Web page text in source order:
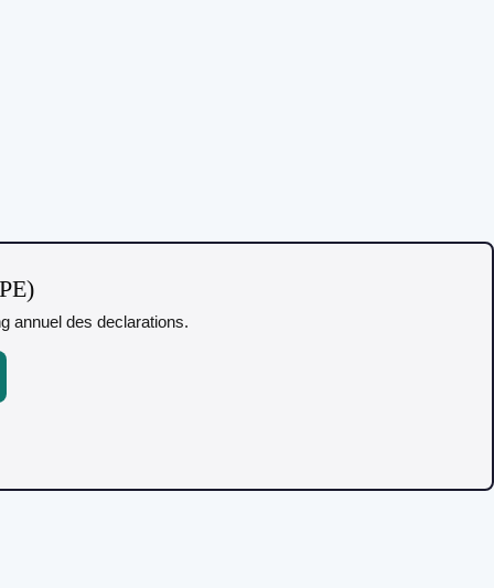
annuel des declarations.